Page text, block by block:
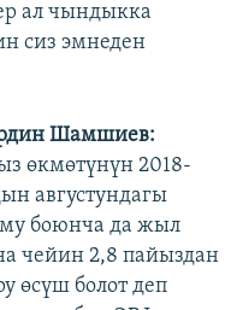
ал чындыкка
сиз эмнеден
Шамшиев:
өкмөтүнүн 2018-
августундагы
боюнча да жыл
чейин 2,8 пайыздан
өсүш болот деп